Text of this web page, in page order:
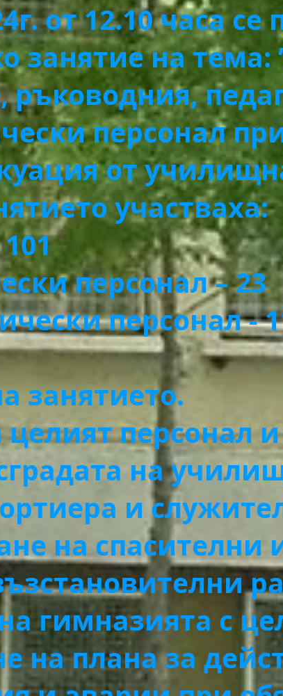
от 12.10 часа се
занятие на тема:
ръководния,
персонал
от
участваха:
персонал – 23
персонал -
занятието.
целият персонал
на
и
на спасителни
гимназията с
на плана за